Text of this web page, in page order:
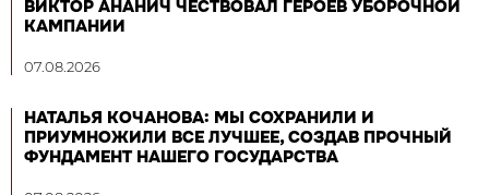
ВИКТОР АНАНИЧ ЧЕСТВОВАЛ ГЕРОЕВ УБОРОЧНОЙ
КАМПАНИИ
07.08.2026
НАТАЛЬЯ КОЧАНОВА: МЫ СОХРАНИЛИ И
ПРИУМНОЖИЛИ ВСЕ ЛУЧШЕЕ, СОЗДАВ ПРОЧНЫЙ
ФУНДАМЕНТ НАШЕГО ГОСУДАРСТВА